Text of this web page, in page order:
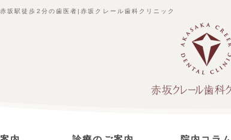
坂駅徒歩2分の歯医者|赤坂クレール歯科クリニック